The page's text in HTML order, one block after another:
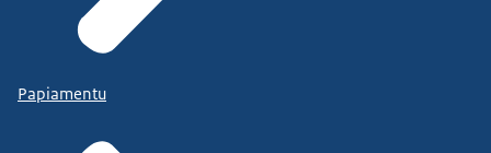
Papiamentu